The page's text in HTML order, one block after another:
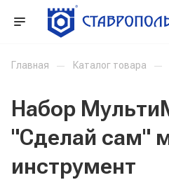
Главная — Каталог товара —
Набор
"Сделай сам"
инструмент